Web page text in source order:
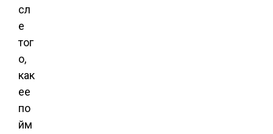
сл
е
тог
о,
как
ее
по
йм